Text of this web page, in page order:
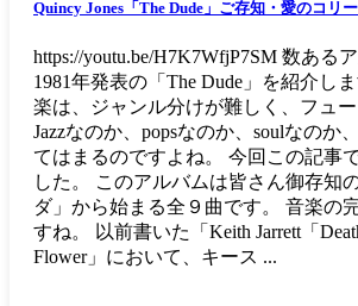
Quincy Jones「The Dude」ご存知・愛のコリ
https://youtu.be/H7K7WfjP7SM 数ある
1981年発表の「The Dude」を紹介し
楽は、ジャンル分けが難しく、フュー
Jazzなのか、popsなのか、soulなのか
てはまるのですよね。 今回この記事
した。 このアルバムは皆さん御存知
ダ」から始まる全９曲です。 音楽の
すね。 以前書いた「Keith Jarrett「
Flower」において、キース ...